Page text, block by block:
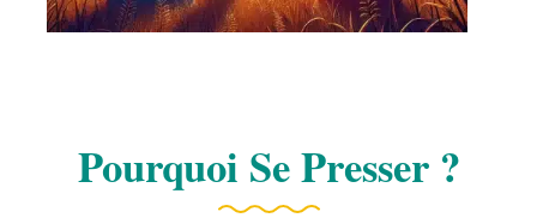
Pourquoi Se Presser ?